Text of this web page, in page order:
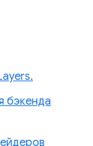
бэкенда